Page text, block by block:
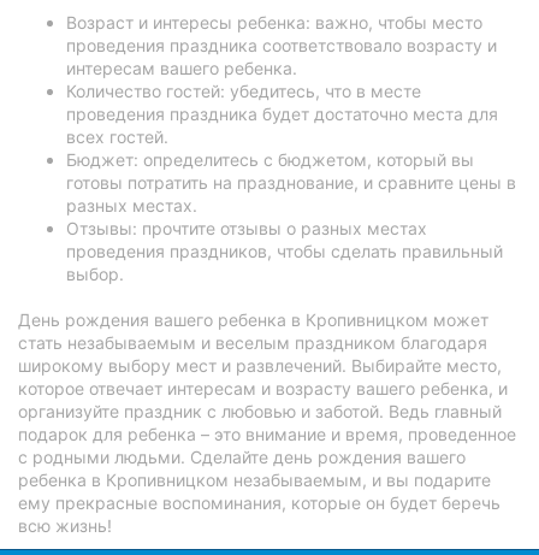
Возраст и интересы ребенка: важно, чтобы место
проведения праздника соответствовало возрасту и
интересам вашего ребенка.
Количество гостей: убедитесь, что в месте
проведения праздника будет достаточно места для
всех гостей.
Бюджет: определитесь с бюджетом, который вы
готовы потратить на празднование, и сравните цены в
разных местах.
Отзывы: прочтите отзывы о разных местах
проведения праздников, чтобы сделать правильный
выбор.
День рождения вашего ребенка в Кропивницком может
стать незабываемым и веселым праздником благодаря
широкому выбору мест и развлечений. Выбирайте место,
которое отвечает интересам и возрасту вашего ребенка, и
организуйте праздник с любовью и заботой. Ведь главный
подарок для ребенка – это внимание и время, проведенное
с родными людьми. Сделайте день рождения вашего
ребенка в Кропивницком незабываемым, и вы подарите
ему прекрасные воспоминания, которые он будет беречь
всю жизнь!